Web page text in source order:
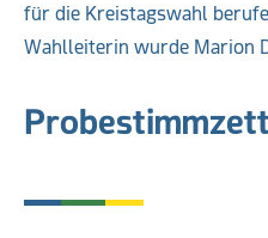
für die Kreistagswahl
Wahlleiterin wurde Marion